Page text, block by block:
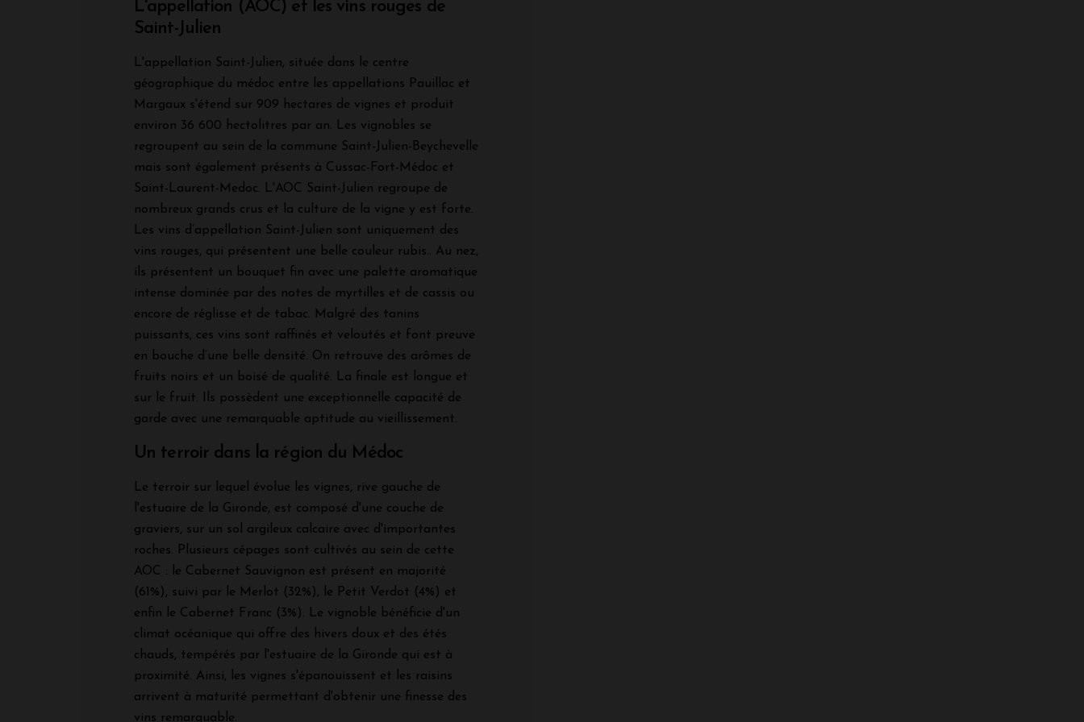
L'appellation (AOC) et les vins rouges de
Saint-Julien
L'appellation Saint-Julien, située dans le centre
géographique du médoc entre les appellations Pauillac et
Margaux s'étend sur 909 hectares de vignes et produit
environ 36 600 hectolitres par an. Les vignobles se
regroupent au sein de la commune Saint-Julien-Beychevelle
mais sont également présents à Cussac-Fort-Médoc et
Saint-Laurent-Medoc. L'AOC Saint-Julien regroupe de
nombreux grands crus et la culture de la vigne y est forte.
Les vins d’appellation Saint-Julien sont uniquement des
vins rouges, qui présentent une belle couleur rubis.. Au nez,
ils présentent un bouquet fin avec une palette aromatique
intense dominée par des notes de myrtilles et de cassis ou
encore de réglisse et de tabac. Malgré des tanins
puissants, ces vins sont raffinés et veloutés et font preuve
en bouche d’une belle densité. On retrouve des arômes de
fruits noirs et un boisé de qualité. La finale est longue et
sur le fruit. Ils possèdent une exceptionnelle capacité de
garde avec une remarquable aptitude au vieillissement.
Un terroir dans la région du Médoc
Le terroir sur lequel évolue les vignes, rive gauche de
l'estuaire de la Gironde, est composé d'une couche de
graviers, sur un sol argileux calcaire avec d'importantes
roches. Plusieurs cépages sont cultivés au sein de cette
AOC : le Cabernet Sauvignon est présent en majorité
(61%), suivi par le Merlot (32%), le Petit Verdot (4%) et
enfin le Cabernet Franc (3%). Le vignoble bénéficie d'un
climat océanique qui offre des hivers doux et des étés
chauds, tempérés par l'estuaire de la Gironde qui est à
proximité. Ainsi, les vignes s'épanouissent et les raisins
arrivent à maturité permettant d'obtenir une finesse des
vins remarquable.